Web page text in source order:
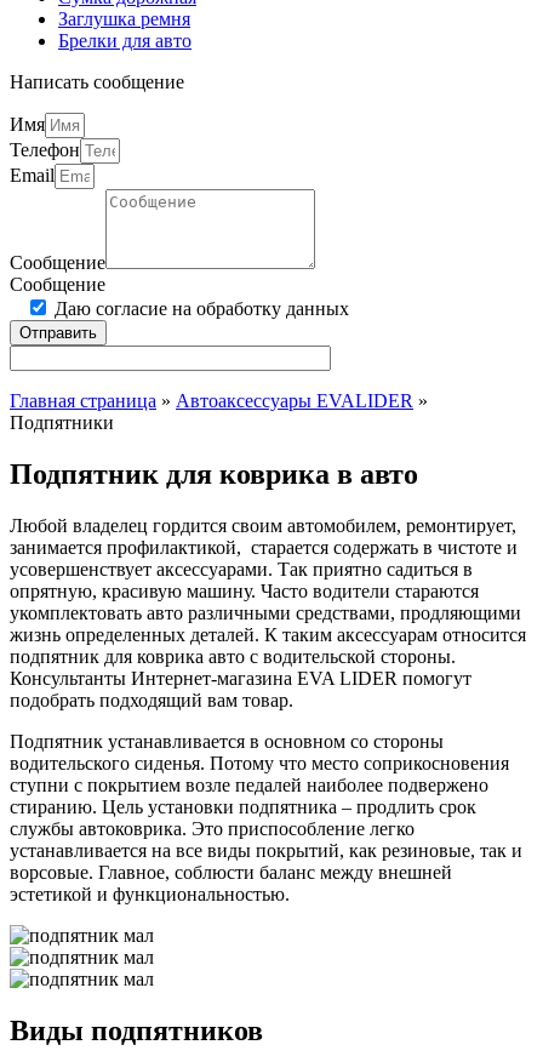
Заглушка ремня
Брелки для авто
Написать сообщение
Имя
Телефон
Email
Сообщение
Сообщение
Даю согласие на обработку данных
Отправить
Главная страница » Автоаксессуары EVALIDER »
Подпятники
Подпятник для коврика в авто
Любой владелец гордится своим автомобилем, ремонтирует,
занимается профилактикой, старается содержать в чистоте и
усовершенствует аксессуарами. Так приятно садиться в
опрятную, красивую машину. Часто водители стараются
укомплектовать авто различными средствами, продляющими
жизнь определенных деталей. К таким аксессуарам относится
подпятник для коврика авто с водительской стороны.
Консультанты Интернет-магазина EVA LIDER помогут
подобрать подходящий вам товар.
Подпятник устанавливается в основном со стороны
водительского сиденья. Потому что место соприкосновения
ступни с покрытием возле педалей наиболее подвержено
стиранию. Цель установки подпятника – продлить срок
службы автоковрика. Это приспособление легко
устанавливается на все виды покрытий, как резиновые, так и
ворсовые. Главное, соблюсти баланс между внешней
эстетикой и функциональностью.
Виды подпятников